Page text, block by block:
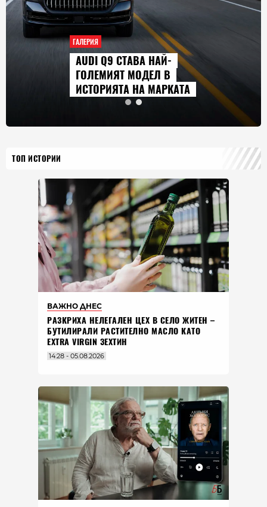
ГАЛЕРИЯ
AUDI Q9 СТАВА НАЙ-
ГОЛЕМИЯТ МОДЕЛ В
ИСТОРИЯТА НА МАРКАТА
ТОП ИСТОРИИ
ВАЖНО ДНЕС
РАЗКРИХА НЕЛЕГАЛЕН ЦЕХ В СЕЛО ЖИТЕН –
БУТИЛИРАЛИ РАСТИТЕЛНО МАСЛО КАТО
EXTRA VIRGIN ЗЕХТИН
14:28 - 05.08.2026